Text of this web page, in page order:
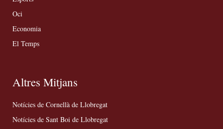
Oci
Economia
El Temps
Altres Mitjans
Notícies de Cornellà de Llobregat
Notícies de Sant Boi de Llobregat